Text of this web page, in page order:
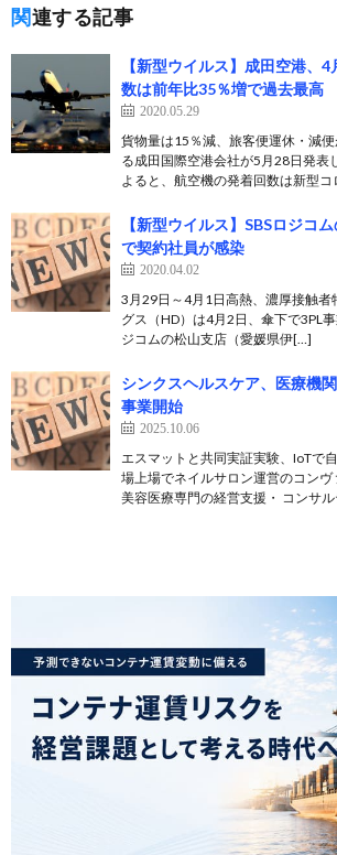
関連する記事
【新型ウイルス】成田空港、
数は前年比35％増で過去最高
2020.05.29
貨物量は15％減、旅客便運休・減
る成田国際空港会社が5月28日発表
よると、航空機の発着回数は新型
【新型ウイルス】SBSロジコ
で契約社員が感染
2020.04.02
3月29日～4月1日高熱、濃厚接触者
グス（HD）は4月2日、傘下で3PL
ジコムの松山支店（愛媛県伊[…]
シンクスヘルスケア、医療機
事業開始
2025.10.06
エスマットと共同実証実験、IoTで
場上場でネイルサロン運営のコン
美容医療専門の経営支援・ コンサ